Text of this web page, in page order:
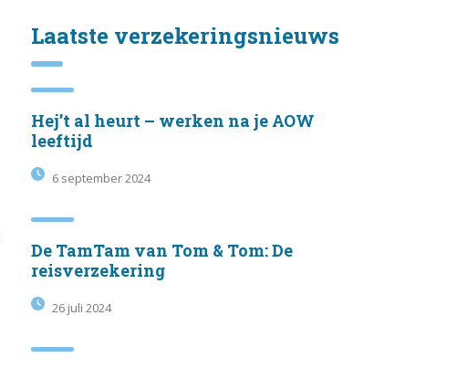
Laatste verzekeringsnieuws
Hej’t al heurt – werken na je AOW
leeftijd
6 september 2024
De TamTam van Tom & Tom: De
reisverzekering
26 juli 2024